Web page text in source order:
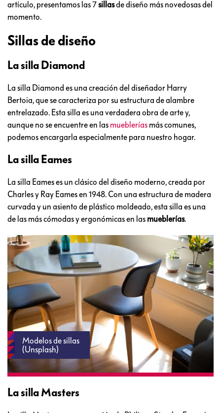
artículo, presentamos las 7sillasde diseño más novedosas del
momento.
Sillas de diseño
La silla Diamond
La silla Diamond es una creación del diseñador Harry
Bertoia, que se caracteriza por su estructura de alambre
entrelazado. Esta silla es una verdadera obra de arte y,
aunque no se encuentre en las mueblerías más comunes,
podemos encargarla especialmente para nuestro hogar.
La silla Eames
La silla Eames es un clásico del diseño moderno, creada por
Charles y Ray Eames en 1948. Con una estructura de madera
curvada y un asiento de plástico moldeado, esta silla es una
de las más cómodas y ergonómicas en las mueblerías.
Modelos de sillas
(Unsplash)
La silla Masters